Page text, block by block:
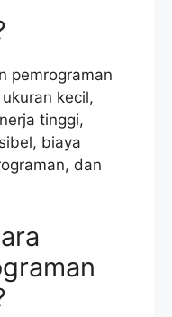
pemrograman
kecil,
tinggi,
biaya
dan